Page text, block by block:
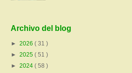
Archivo del blog
► 2026 ( 31 )
► 2025 ( 51 )
► 2024 ( 58 )